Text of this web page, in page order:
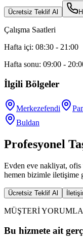
Ücretsiz Teklif Al
Çalışma Saatleri
Hafta içi: 08:30 - 21:00
Hafta sonu: 09:00 -
İlgili Bölgeler
Merkezefendi
Buldan
Profesyonel
Evden eve nakliyat, ofis
hemen bizimle iletişime
Ücretsiz Teklif Al
MÜŞTERİ
Bu hizmete ait